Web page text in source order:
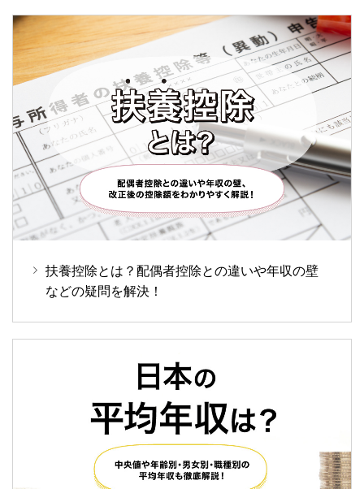
扶養控除とは？配偶者控除との違いや年収の壁
などの疑問を解決！